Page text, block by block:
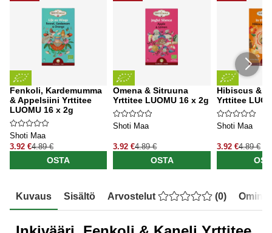
Fenkoli, Kardemumma
& Appelsiini Yrttitee
LUOMU 16 x 2g
Shoti Maa
3.92 €4.89 €
OSTA
Omena & Sitruuna
Yrttitee LUOMU 16 x 2g
Shoti Maa
3.92 €4.89 €
OSTA
Hibiscus &
Yrttitee
Shoti Maa
3.92 €4.89 €
Kuvaus Sisältö Arvostelut (0)